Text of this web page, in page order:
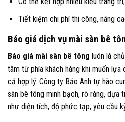
Tiết kiệm chi phí thi công, nâng
Báo giá dịch vụ mài sàn bê
Báo giá mài sàn bê tông luôn là
tâm từ phía khách hàng khi muốn
cả hợp lý. Công ty Bảo Anh tự hào
sàn bê tông minh bạch, rõ ràng, dựa
như diện tích, độ phức tạp, yêu cầu